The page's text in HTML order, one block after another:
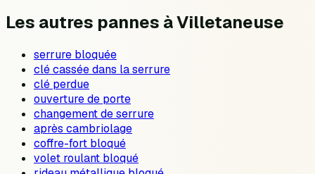
Les autres pannes àVilletaneuse
serrure bloquée
clé cassée dans la serrure
clé perdue
ouverture de porte
changement de serrure
après cambriolage
coffre-fort bloqué
volet roulant bloqué